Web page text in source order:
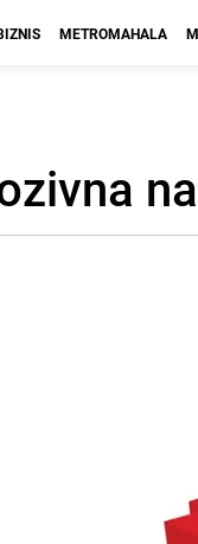
METROMAHALA